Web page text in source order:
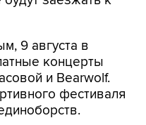
9 августа в
и Bearwolf.
фестиваля